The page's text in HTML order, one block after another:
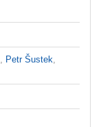
Petr Šustek